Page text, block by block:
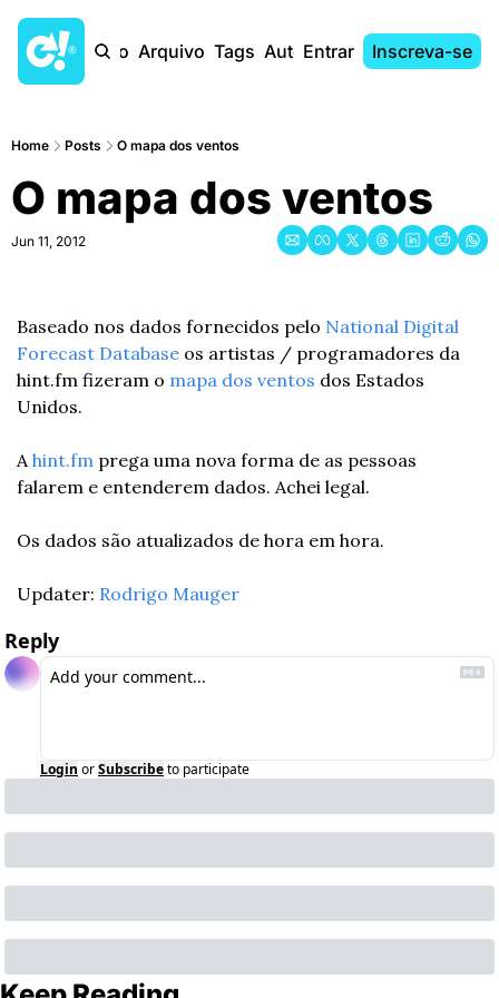
Início Arquivo Tags AutoresEntrar Inscreva-se
Home Posts O mapa dos ventos
O mapa dos ventos
Jun 11, 2012
Baseado nos dados fornecidos pelo National Digital
Forecast Database os artistas / programadores da
hint.fm fizeram o mapa dos ventos dos Estados
Unidos.
A hint.fm prega uma nova forma de as pessoas
falarem e entenderem dados. Achei legal.
Os dados são atualizados de hora em hora.
Updater: Rodrigo Mauger
Reply
Login orSubscribeto participate